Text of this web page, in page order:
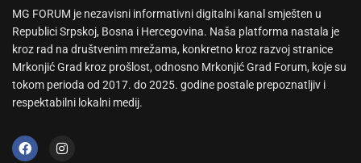
MG FORUM je nezavisni informativni digitalni kanal smješten u
Republici Srpskoj, Bosna i Hercegovina. Naša platforma nastala je
kroz rad na društvenim mrežama, konkretno kroz razvoj stranice
Mrkonjić Grad kroz prošlost, odnosno Mrkonjić Grad Forum, koje su
tokom perioda od 2017. do 2025. godine postale prepoznatljiv i
respektabilni lokalni medij.